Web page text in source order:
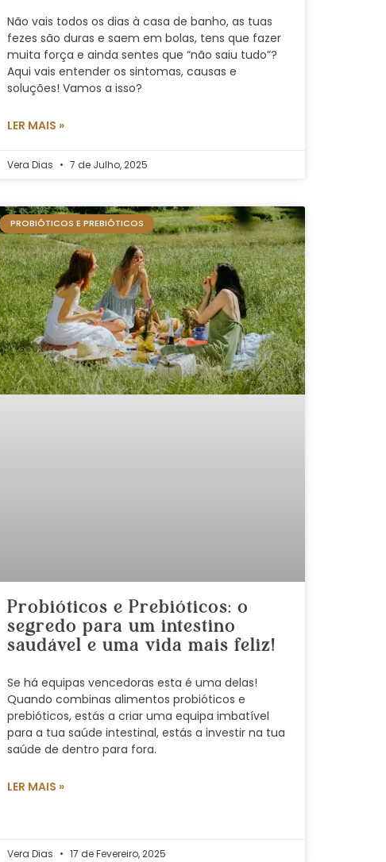
Não vais todos os dias à casa de banho, as tuas
fezes são duras e saem em bolas, tens que fazer
muita força e ainda sentes que “não saiu tudo”?
Aqui vais entender os sintomas, causas e
soluções! Vamos a isso?
LER MAIS »
Vera Dias 7 de Julho, 2025
PROBIÓTICOS E PREBIÓTICOS
Probióticos e Prebióticos: o
segredo para um intestino
saudável e uma vida mais feliz!
Se há equipas vencedoras esta é uma delas!
Quando combinas alimentos probióticos e
prebióticos, estás a criar uma equipa imbatível
para a tua saúde intestinal, estás a investir na tua
saúde de dentro para fora.
LER MAIS »
Vera Dias 17 de Fevereiro, 2025